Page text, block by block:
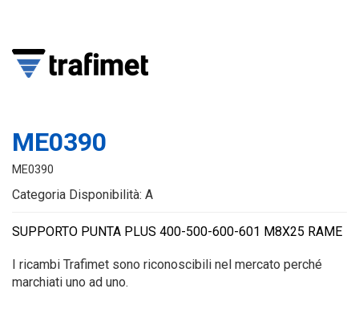
ME0390
ME0390
Categoria Disponibilità: A
SUPPORTO PUNTA PLUS 400-500-600-601 M8X25 RAME
I ricambi Trafimet sono riconoscibili nel mercato perché
marchiati uno ad uno.